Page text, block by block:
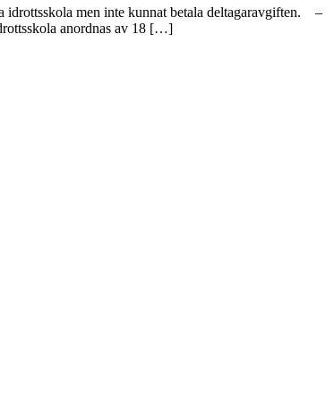
idrottsskola men inte kunnat betala deltagaravgiften. –
anordnas av 18 […]